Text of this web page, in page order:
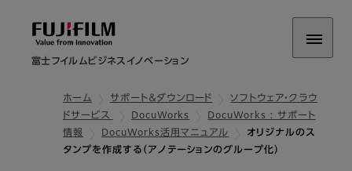
富士フイルムビジネスイノベーション
ホーム サポート＆ダウンロード
ソフトウェア・クラウ
ドサービス
DocuWorks
DocuWorks : サポート
情報
DocuWorks活⽤マニュアル
オリジナルのス
タンプを作成する（アノテーションのグループ化）